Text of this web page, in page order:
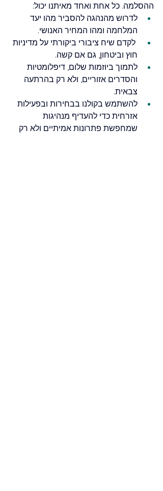
ההסלמה. כל אחת ואחד מאיתנו יכול:
לדרוש מהנהגה להסביר מהו יעד
המלחמה ומהו המחיר האנושי.
לקדם שיח ציבורי ביקורתי על מדיניות
חוץ וביטחון, גם אם קשה.
לתמוך ביוזמות שלום, דיפלומטיות
והסדרים אזוריים, ולא רק בהרתעה
צבאית.
להשתמש בקולנו בבחירות ובפעילות
אזרחית כדי להעדיף מנהיגות
שמחפשת פתרונות אמיתיים ולא רק